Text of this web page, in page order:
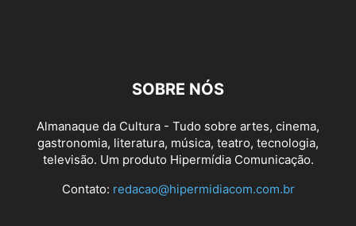
SOBRE NÓS
Almanaque da Cultura - Tudo sobre artes, cinema,
gastronomia, literatura, música, teatro, tecnologia,
televisão. Um produto Hipermídia Comunicação.
Contato: redacao@hipermidiacom.com.br